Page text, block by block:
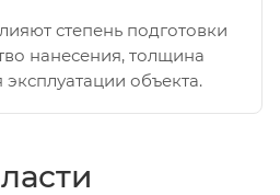
степень подготовки
нанесения, толщина
объекта.